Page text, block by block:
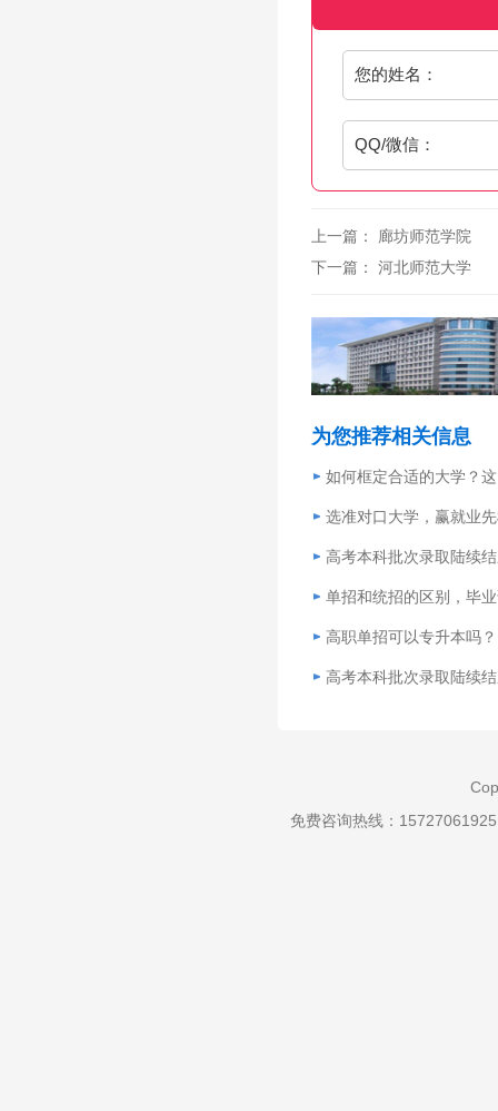
您的姓名：
QQ/微信：
上一篇：
廊坊师范学院
下一篇：
河北师范大学
为您推荐相关信息
如何框定合适的大学？
选准对口大学，赢就业
高考本科批次录取陆续
单招和统招的区别，毕
高职单招可以专升本吗？
高考本科批次录取陆续
免费咨询热线：